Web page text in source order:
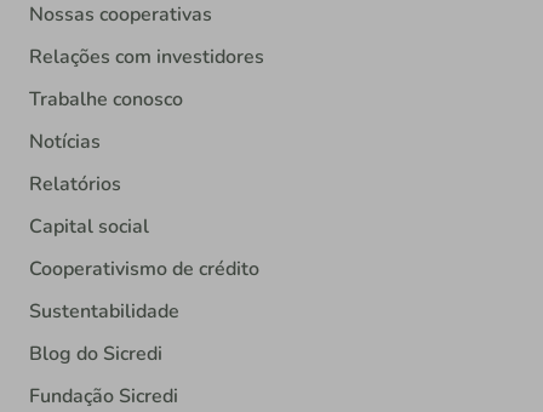
Nossas cooperativas
Relações com investidores
Trabalhe conosco
Notícias
Relatórios
Capital social
Cooperativismo de crédito
Sustentabilidade
Blog do Sicredi
Fundação Sicredi